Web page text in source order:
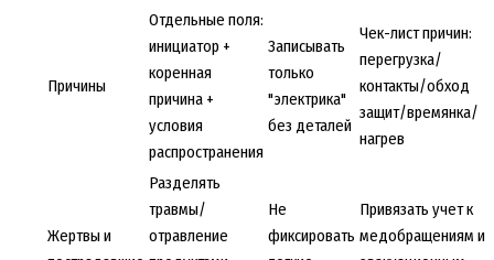
Причины
Отдельные поля:
инициатор +
коренная
причина +
условия
распространения
Записывать
только
"электрика"
без деталей
Чек-лист причин:
перегрузка/
контакты/обход
защит/времянка/
нагрев
Жертвы и
Разделять
травмы/
отравление
Не
фиксировать
Привязать учет к
медобращениям и